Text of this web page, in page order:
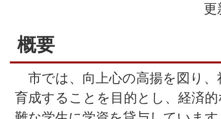
更
概要
市では、向上心の高揚を図り、
育成することを目的とし、経済